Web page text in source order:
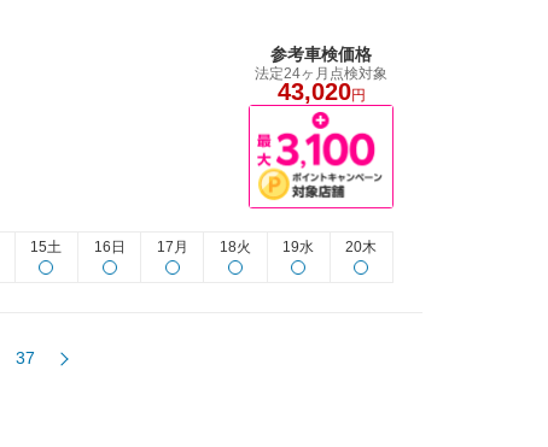
参考車検価格
法定24ヶ月点検対象
43,020円
15土 16日 17月 18火 19水 20木
37